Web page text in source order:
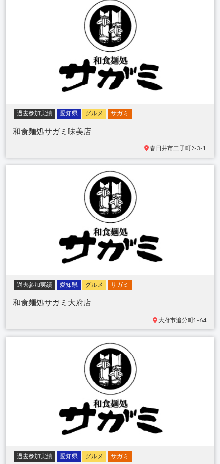
過去参加実績 愛知県 グルメ サガミ
和食麺処サガミ味美店
春日井市二子町2-3-1
過去参加実績 愛知県 グルメ サガミ
和食麺処サガミ大府店
大府市追分町1-64
過去参加実績 愛知県 グルメ サガミ